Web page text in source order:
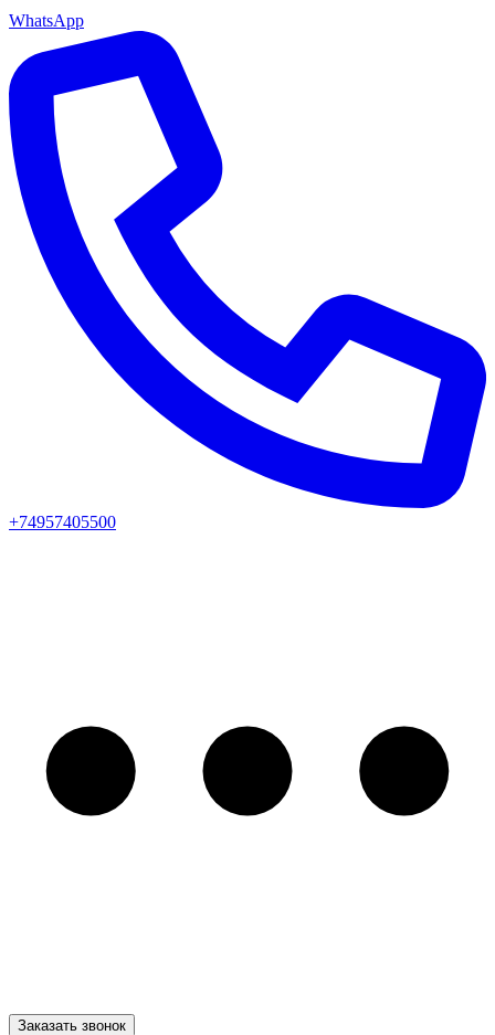
WhatsApp
+74957405500
Заказать звонок